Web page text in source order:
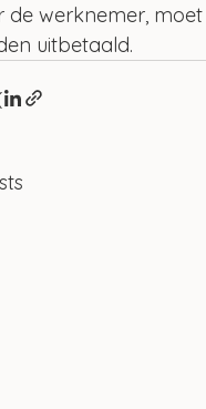
de werknemer,
uitbetaald.